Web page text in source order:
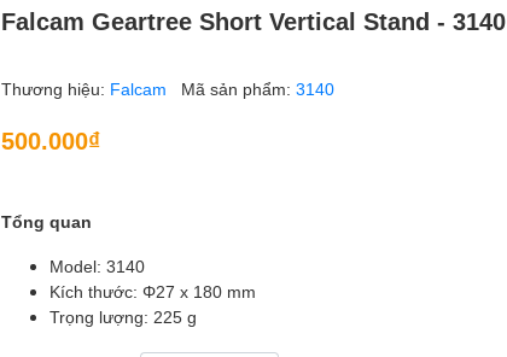
Falcam Geartree Short Vertical Stand - 3140
Thương hiệu: Falcam Mã sản phẩm: 3140
500.000₫
Tổng quan
Model: 3140
Kích thước: Φ27 x 180 mm
Trọng lượng: 225 g